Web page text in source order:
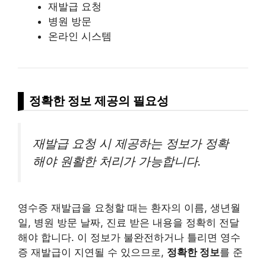
재발급 요청
병원 방문
온라인 시스템
정확한 정보 제공의 필요성
재발급 요청 시 제공하는 정보가 정확
해야 원활한 처리가 가능합니다.
영수증 재발급을 요청할 때는 환자의 이름, 생년월
일, 병원 방문 날짜, 진료 받은 내용을 정확히 전달
해야 합니다. 이 정보가 불완전하거나 틀리면 영수
증 재발급이 지연될 수 있으므로, 정확한 정보를 준